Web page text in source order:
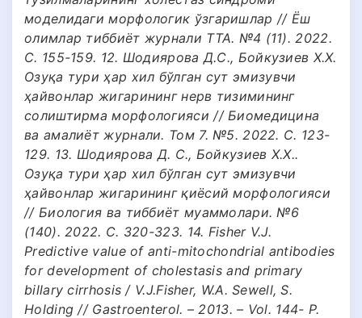
моделидаги морфологик ўзгаришлар // Ёш
олимлар тиббиёт журнали ТТА. №4 (11). 2022.
С. 155-159. 12. Шодиярова Д.С., Бойкузиев Х.Х.
Озуқа тури ҳар хил бўлган сут эмизувчи
ҳайвонлар жигарининг нерв тизимининг
солиштирма морфологияси // Биомедицина
ва амалиёт журнали. Том 7. №5. 2022. С. 123-
129. 13. Шодиярова Д. С., Бойкузиев Х.Х..
Озуқа тури ҳар хил бўлган сут эмизувчи
ҳайвонлар жигарининг қиёсий морфологияси
// Биология ва тиббиёт муаммолари. №6
(140). 2022. С. 320-323. 14. Fisher V.J.
Predictive value of anti-mitochondrial antibodies
for development of cholestasis and primary
billary cirrhosis / V.J.Fisher, W.A. Sewell, S.
Holding // Gastroenterol. – 2013. – Vol. 144- P.